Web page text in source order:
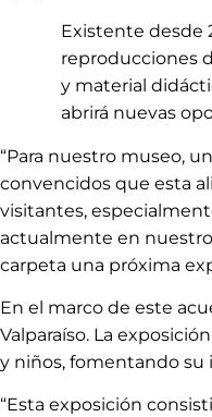
Existente desde
reproducciones
y material
abrirá nuevas
“Para nuestro museo,
convencidos que esta
visitantes,
actualmente en
carpeta una próxima
En el marco de este
Valparaíso. La
y niños, fomentando su
“Esta exposición